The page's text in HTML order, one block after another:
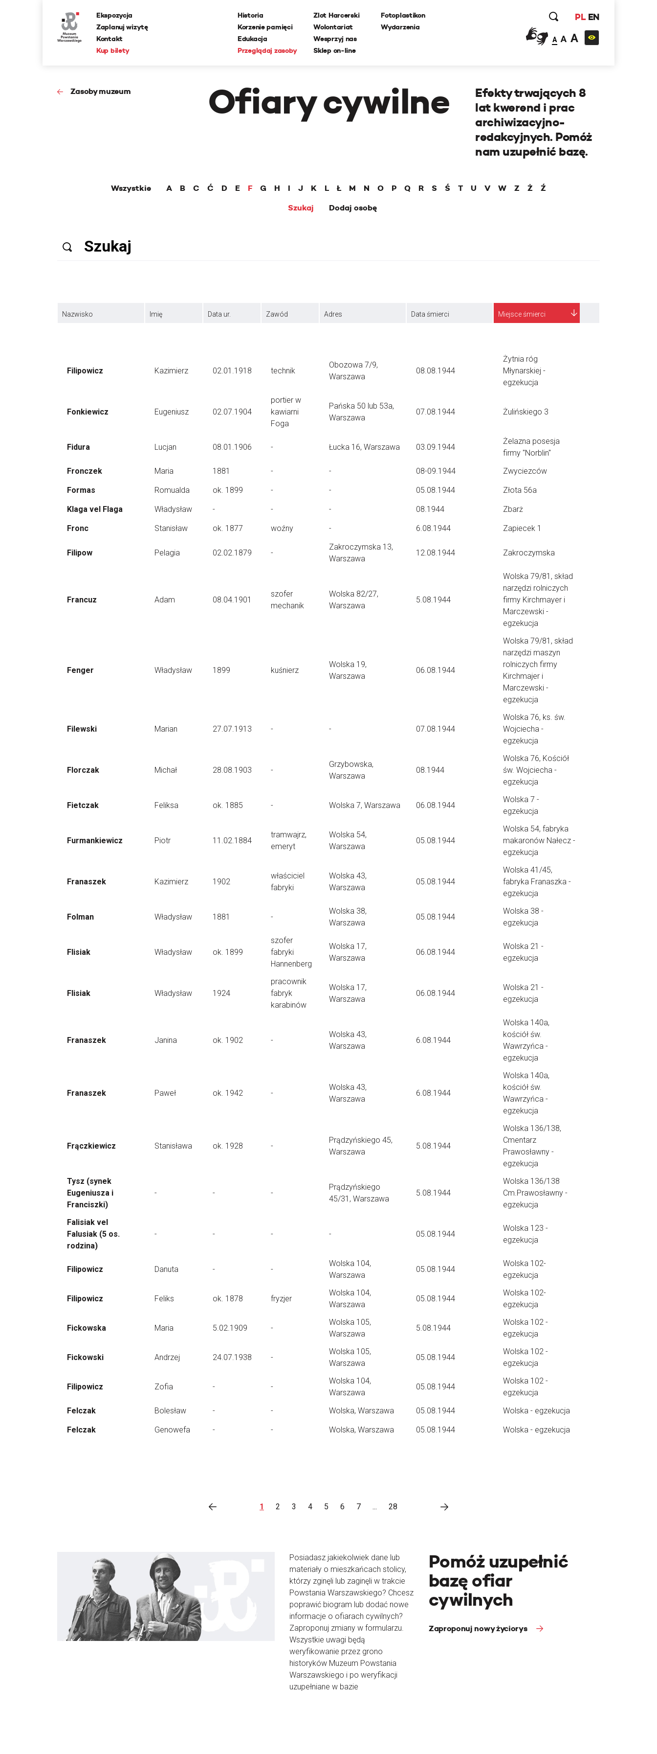
Ekspozycja
Zaplanuj wizytę
Kontakt
Kup bilety
Historia
Korzenie pamięci
Edukacja
Przeglądaj zasoby
Zlot Harcerski
Wolontariat
Wesprzyj nas
Sklep on-line
Fotoplastikon
Wydarzenia
PL EN
A A A
Zasoby muzeum Ofiary cywilne
Efekty trwających 8
lat kwerend i prac
archiwizacyjno-
redakcyjnych. Pomóż
nam uzupełnić bazę.
Wszystkie A B C Ć D E F G H I J K L Ł M N O P Q R S Ś T U V W Z Ż
Ź
Szukaj
Dodaj osobę
Nazwisko Imię Data ur. Zawód Adres Data śmierci Miejsce śmierci
Filipowicz Kazimierz 02.01.1918 technik
Obozowa 7/9,
Warszawa
08.08.1944
Żytnia róg
Młynarskiej -
egzekucja
Fonkiewicz Eugeniusz 02.07.1904
portier w
kawiarni
Foga
Pańska 50 lub 53a,
Warszawa
07.08.1944 Żulińskiego 3
Fidura Lucjan 08.01.1906 - Łucka 16, Warszawa 03.09.1944
Żelazna posesja
firmy "Norblin"
Fronczek
Maria 1881 - - 08-09.1944 Zwyciezców
Formas Romualda ok. 1899 - - 05.08.1944 Złota 56a
Klaga vel Flaga Władysław - - - 08.1944 Zbarż
Fronc Stanisław ok. 1877 woźny - 6.08.1944 Zapiecek 1
Filipow Pelagia 02.02.1879 -
Zakroczymska 13,
Warszawa
12.08.1944 Zakroczymska
Francuz Adam 08.04.1901
szofer
mechanik
Wolska 82/27,
Warszawa
5.08.1944
Wolska 79/81, skład
narzędzi rolniczych
firmy Kirchmayer i
Marczewski -
egzekucja
Fenger Władysław 1899 kuśnierz
Wolska 19,
Warszawa
06.08.1944
Wolska 79/81, skład
narzędzi maszyn
rolniczych firmy
Kirchmajer i
Marczewski -
egzekucja
Filewski Marian 27.07.1913 - - 07.08.1944
Wolska 76, ks. św.
Wojciecha -
egzekucja
Florczak Michał 28.08.1903 -
Grzybowska,
Warszawa
08.1944
Wolska 76, Kościół
św. Wojciecha -
egzekucja
Fietczak Feliksa ok. 1885 - Wolska 7, Warszawa 06.08.1944
Wolska 7 -
egzekucja
Furmankiewicz Piotr 11.02.1884
tramwajrz,
emeryt
Wolska 54,
Warszawa
05.08.1944
Wolska 54, fabryka
makaronów Nałecz -
egzekucja
Franaszek Kazimierz 1902
właściciel
fabryki
Wolska 43,
Warszawa
05.08.1944
Wolska 41/45,
fabryka Franaszka -
egzekucja
Folman Władysław 1881 -
Wolska 38,
Warszawa
05.08.1944
Wolska 38 -
egzekucja
Flisiak Władysław ok. 1899
szofer
fabryki
Hannenberg
Wolska 17,
Warszawa
06.08.1944
Wolska 21 -
egzekucja
Flisiak Władysław 1924
pracownik
fabryk
karabinów
Wolska 17,
Warszawa
06.08.1944
Wolska 21 -
egzekucja
Franaszek Janina ok. 1902 -
Wolska 43,
Warszawa
6.08.1944
Wolska 140a,
kościół św.
Wawrzyńca -
egzekucja
Franaszek Paweł ok. 1942 -
Wolska 43,
Warszawa
6.08.1944
Wolska 140a,
kościół św.
Wawrzyńca -
egzekucja
Frączkiewicz Stanisława ok. 1928 -
Prądzyńskiego 45,
Warszawa
5.08.1944
Wolska 136/138,
Cmentarz
Prawosławny -
egzekucja
Tysz (synek
Eugeniusza i
Franciszki)
- - -
Prądzyńskiego
45/31, Warszawa
5.08.1944
Wolska 136/138
Cm.Prawosławny -
egzekucja
Falisiak vel
Falusiak (5 os.
rodzina)
- - - - 05.08.1944
Wolska 123 -
egzekucja
Filipowicz Danuta - -
Wolska 104,
Warszawa
05.08.1944
Wolska 102-
egzekucja
Filipowicz Feliks ok. 1878 fryzjer
Wolska 104,
Warszawa
05.08.1944
Wolska 102-
egzekucja
Fickowska Maria 5.02.1909 -
Wolska 105,
Warszawa
5.08.1944
Wolska 102 -
egzekucja
Fickowski Andrzej 24.07.1938 -
Wolska 105,
Warszawa
05.08.1944
Wolska 102 -
egzekucja
Filipowicz Zofia - -
Wolska 104,
Warszawa
05.08.1944
Wolska 102 -
egzekucja
Felczak
Bolesław - - Wolska, Warszawa 05.08.1944 Wolska - egzekucja
Felczak Genowefa - - Wolska, Warszawa 05.08.1944 Wolska - egzekucja
1 2 3 4 5 6 7 ... 28
Posiadasz jakiekolwiek dane lub
materiały o mieszkańcach stolicy,
którzy zginęli lub zaginęli w trakcie
Powstania Warszawskiego? Chcesz
poprawić biogram lub dodać nowe
informacje o ofiarach cywilnych?
Zaproponuj zmiany w formularzu.
Wszystkie uwagi będą
weryfikowanie przez grono
historyków Muzeum Powstania
Warszawskiego i po weryfikacji
uzupełniane w bazie
Pomóż uzupełnić
bazę ofiar
cywilnych
Zaproponuj nowy życiorys